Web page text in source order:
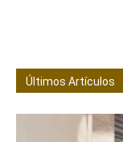
Últimos Artículos